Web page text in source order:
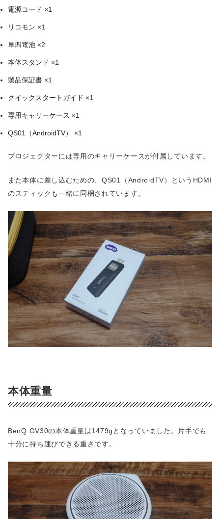
電源コード ×1
リコモン ×1
単四電池 ×2
本体スタンド ×1
製品保証書 ×1
クイックスタートガイド ×1
専用キャリーケース ×1
QS01（AndroidTV） ×1
プロジェクターには専用のキャリーケースが付属しています。
また本体に差し込むための、QS01（AndroidTV）というHDMI
のスティックも一緒に同梱されています。
本体重量
BenQ GV30の本体重量は1479gとなっていました。片手でも
十分に持ち運びできる重さです。